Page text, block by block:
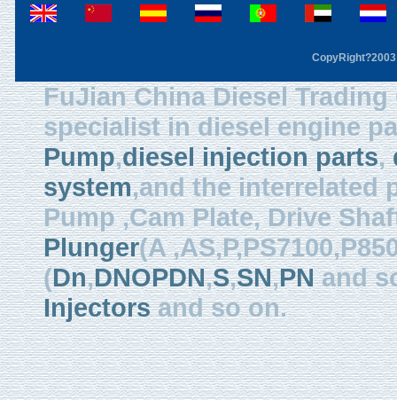
FuJian China Diesel
specialist in diesel engine
Pump,diesel injection parts,
system,and the interrelated
Pump ,Cam Plate, Drive
Plunger(A
(Dn,DNOPDN,S,SN,PNand
Injectorsand so on.